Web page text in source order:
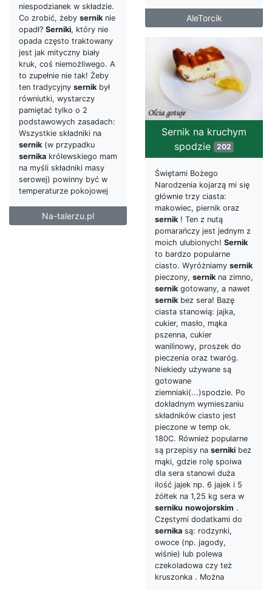
AleTorcik
niespodzianek w składzie.
Co zrobić, żeby sernik nie
opadł? Serniki, który nie
opada często traktowany
jest jak mityczny biały
kruk, coś niemożliwego. A
to zupełnie nie tak! Żeby
ten tradycyjny sernik był
równiutki, wystarczy
pamiętać tylko o 2
podstawowych zasadach:
Wszystkie składniki na
sernik (w przypadku
sernika królewskiego mam
na myśli składniki masy
serowej) powinny być w
temperaturze pokojowej
Na-talerzu.pl
Sernik na kruchym
spodzie
202
Świętami Bożego
Narodzenia kojarzą mi się
głównie trzy ciasta:
makowiec, piernik oraz
sernik ! Ten z nutą
pomarańczy jest jednym z
moich ulubionych! Sernik
to bardzo popularne
ciasto. Wyróżniamy sernik
pieczony, sernik na zimno,
sernik gotowany, a nawet
sernik bez sera! Bazę
ciasta stanowią: jajka,
cukier, masło, mąka
pszenna, cukier
wanilinowy, proszek do
pieczenia oraz twaróg.
Niekiedy używane są
gotowane
ziemniaki(...)spodzie. Po
dokładnym wymieszaniu
składników ciasto jest
pieczone w temp ok.
180C. Również popularne
są przepisy na serniki bez
mąki, gdzie rolę spoiwa
dla sera stanowi duża
ilość jajek np. 6 jajek i 5
żółtek na 1,25 kg sera w
serniku nowojorskim .
Częstymi dodatkami do
sernika są: rodzynki,
owoce (np. jagody,
wiśnie) lub polewa
czekoladowa czy też
kruszonka . Można